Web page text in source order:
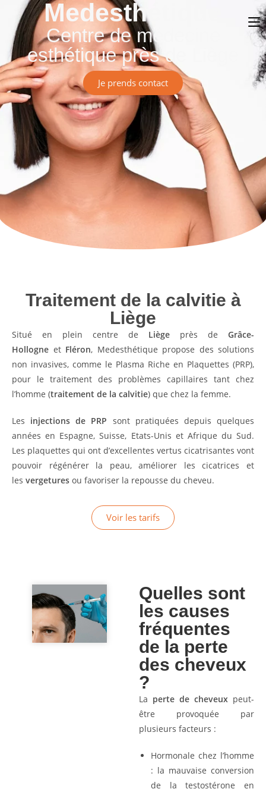
Medesthétique
Centre de médecine
esthétique près de Liège
Je prends contact
Traitement de la calvitie à
Liège
Situé en plein centre de Liège près de Grâce-
Hollogne et Fléron, Medesthétique propose des solutions
non invasives, comme le Plasma Riche en Plaquettes (PRP),
pour le traitement des problèmes capillaires tant chez
l’homme (traitement de la calvitie) que chez la femme.
Les injections de PRP sont pratiquées depuis quelques
années en Espagne, Suisse, Etats-Unis et Afrique du Sud.
Les plaquettes qui ont d’excellentes vertus cicatrisantes vont
pouvoir régénérer la peau, améliorer les cicatrices et
les vergetures ou favoriser la repousse du cheveu.
Voir les tarifs
Quelles sont
les causes
fréquentes
de la perte
des cheveux
?
La perte de cheveux peut-
être provoquée par
plusieurs facteurs :
Hormonale chez l’homme
: la mauvaise conversion
de la testostérone en